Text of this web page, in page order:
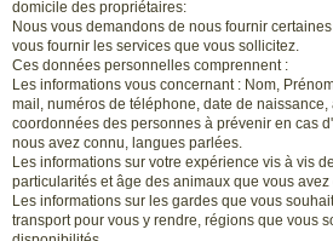
domicile des propriétaires:
Nous vous demandons de nous fournir
vous fournir les services que vous sollicitez.
Ces données personnelles comprennent :
Les informations vous concernant : Nom,
mail, numéros de téléphone, date de
coordonnées des personnes à prévenir en cas
nous avez connu, langues parlées.
Les informations sur votre expérience vis à vis
particularités et âge des animaux que vous
Les informations sur les gardes que vous
transport pour vous y rendre, régions que vous